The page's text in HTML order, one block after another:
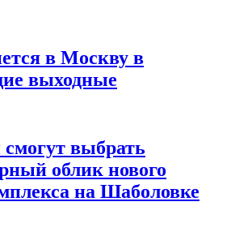
в Москву в
выходные
выбрать
облик нового
на Шаболовке